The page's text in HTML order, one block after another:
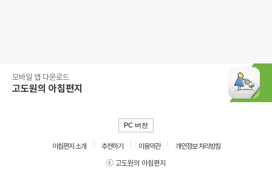
모바일 앱 다운로드
고도원의 아침편지
PC 버전
아침편지 소개 추천하기 이용약관
개인정보 처리방침
ⓒ 고도원의 아침편지